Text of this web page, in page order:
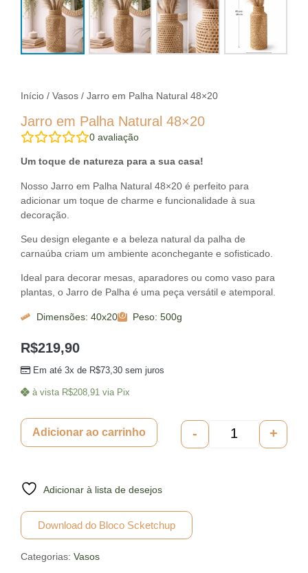
Início / Vasos / Jarro em Palha Natural 48×20
Jarro em Palha Natural 48×20
0 avaliação
Um toque de natureza para a sua casa!
Nosso Jarro em Palha Natural 48×20 é perfeito para
adicionar um toque de charme e funcionalidade à sua
decoração.
Seu design elegante e a beleza natural da palha de
carnaúba criam um ambiente aconchegante e sofisticado.
Ideal para decorar mesas, aparadores ou como vaso para
plantas, o Jarro de Palha é uma peça versátil e atemporal.
Dimensões: 40x20 Peso: 500g
R$219,90
Em até 3x de R$73,30 sem juros
à vista R$208,91 via Pix
- +
Adicionar ao carrinho
Adicionar à lista de desejos
Download do Bloco Scketchup
Categorias: Vasos